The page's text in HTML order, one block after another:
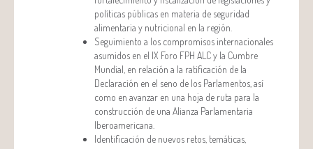
políticas públicas en materia de seguridad
alimentaria y nutricional en la región.
Seguimiento a los compromisos internacionales
asumidos en el IX Foro FPH ALC y la Cumbre
Mundial, en relación a la ratificación de la
Declaración en el seno de los Parlamentos, así
como en avanzar en una hoja de ruta para la
construcción de una Alianza Parlamentaria
Iberoamericana.
Identificación de nuevos retos, temáticas,